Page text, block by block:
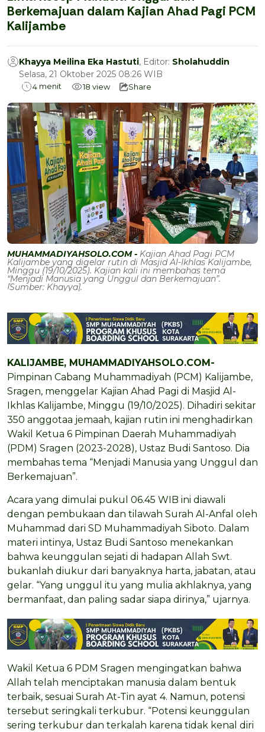
Berkemajuan dalam Kajian Ahad Pagi PCM
Kalijambe
Khayya Meilina Eka Hastuti, Editor: Sholahuddin
Selasa, 21 Oktober 2025 08:26 WIB
4 menit 18 view Share
MUHAMMADIYAHSOLO.COM - Kajian Ahad Pagi PCM
Kalijambe yang digelar rutin di Masjid Al-Ikhlas Kalijambe,
Minggu (19/10/2025). Kajian kali ini membahas tema
“Menjadi Manusia yang Unggul dan Berkemajuan”.
[Sumber: Khayya].
KALIJAMBE, MUHAMMADIYAHSOLO.COM-
Pimpinan Cabang Muhammadiyah (PCM) Kalijambe,
Sragen, menggelar Kajian Ahad Pagi di Masjid Al-
Ikhlas Kalijambe, Minggu (19/10/2025). Dihadiri sekitar
350 anggotaa jemaah, kajian rutin ini menghadirkan
Wakil Ketua 6 Pimpinan Daerah Muhammadiyah
(PDM) Sragen (2023-2028), Ustaz Budi Santoso. Dia
membahas tema “Menjadi Manusia yang Unggul dan
Berkemajuan”.
Acara yang dimulai pukul 06.45 WIB ini diawali
dengan pembukaan dan tilawah Surah Al-Anfal oleh
Muhammad dari SD Muhammadiyah Siboto. Dalam
materi intinya, Ustaz Budi Santoso menekankan
bahwa keunggulan sejati di hadapan Allah Swt.
bukanlah diukur dari banyaknya harta, jabatan, atau
gelar. “Yang unggul itu yang mulia akhlaknya, yang
bermanfaat, dan paling sadar siapa dirinya,” ujarnya.
Wakil Ketua 6 PDM Sragen mengingatkan bahwa
Allah telah menciptakan manusia dalam bentuk
terbaik, sesuai Surah At-Tin ayat 4. Namun, potensi
tersebut seringkali terkubur. “Potensi keunggulan
sering terkubur dan terkalah karena tidak kenal diri